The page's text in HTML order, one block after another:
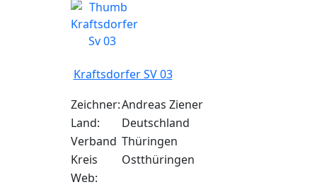
Kraftsdorfer SV 03
Zeichner:Andreas Ziener
Land:
Deutschland
Verband Thüringen
Kreis
Ostthüringen
Web: